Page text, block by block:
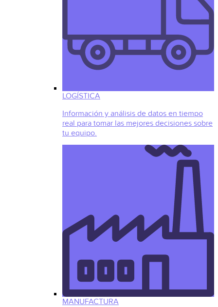
LOGÍSTICA
Información y análisis de datos en tiempo
real para tomar las mejores decisiones sobre
tu equipo.
MANUFACTURA